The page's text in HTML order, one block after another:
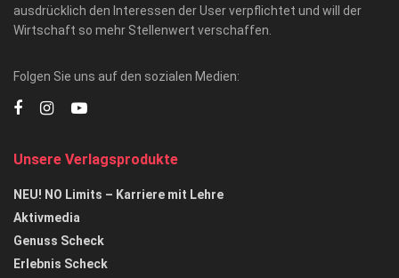
ausdrücklich den Interessen der User verpflichtet und will der
Wirtschaft so mehr Stellenwert verschaffen.
Folgen Sie uns auf den sozialen Medien:
Unsere Verlagsprodukte
NEU! NO Limits – Karriere mit Lehre
Aktivmedia
Genuss Scheck
Erlebnis Scheck